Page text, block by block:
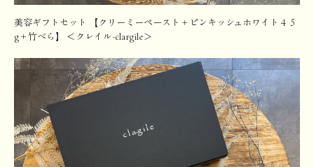
美容ギフトセット 【クリーミーペースト＋ピンキッシュホワイト４５
g＋竹べら】 ＜クレイル-clargile＞